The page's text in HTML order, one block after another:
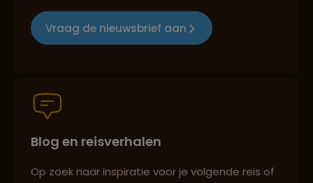
Groepsreizen mét indivuele vrijheid
Best beoordeelde reisroutes
Vraag de nieuwsbrief aan
Blog en reisverhalen
Op zoek naar inspiratie voor je volgende reis of